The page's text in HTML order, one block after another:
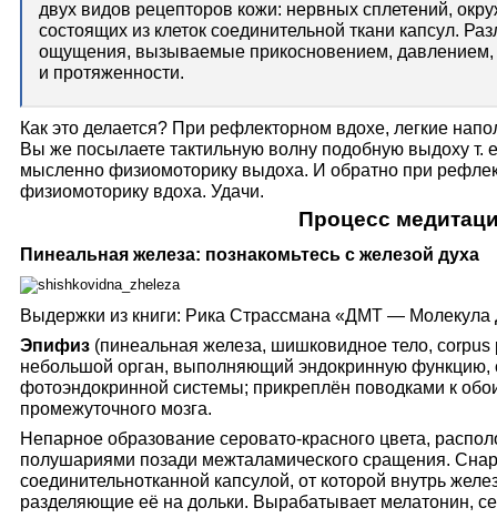
двух видов рецепторов кожи: нервных сплетений,
состоящих из клеток соединительной ткани капсул.
ощущения, вызываемые прикосновением, давлением,
и протяженности.
Как это делается? При рефлекторном вдохе, легкие
Вы же посылаете тактильную волну подобную выдоху т.
мысленно физиомоторику выдоха. И обратно при
физиомоторику вдоха. Удачи.
Процесс
Пинеальная железа: познакомьтесь с железой духа
Выдержки из книги: Рика Страссмана «ДМТ — Молекула
Эпифиз (пинеальная железа, шишковидное тело,
небольшой орган, выполняющий эндокринную функцию,
фотоэндокринной системы; прикреплён поводками к
промежуточного мозга.
Непарное образование серовато-красного цвета,
полушариями позади межталамического сращения.
соединительнотканной капсулой, от которой внутрь
разделяющие её на дольки. Вырабатывает мелатонин,